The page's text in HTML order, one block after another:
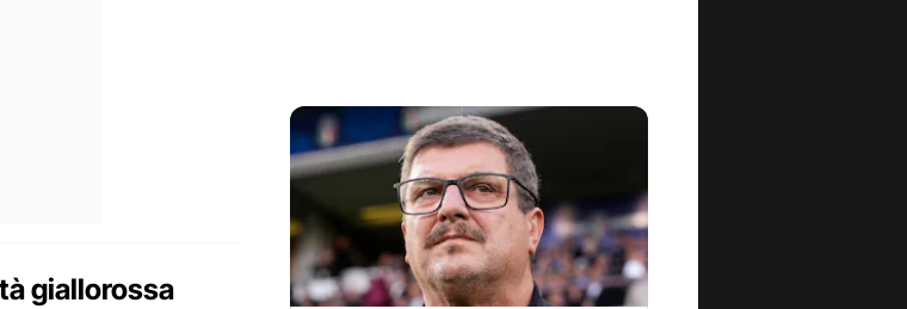
giallorossa